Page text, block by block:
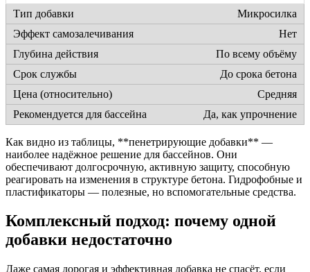
Микросилка
Нет
По всему объёму
До срока бетона
Средняя
Да, как упрочнение
Как видно из таблицы, **пенетрирующие добавки** —
наиболее надёжное решение для бассейнов. Они
обеспечивают долгосрочную, активную защиту, способную
реагировать на изменения в структуре бетона. Гидрофобные и
пластификаторы — полезные, но вспомогательные средства.
Комплексный подход: почему одной
добавки недостаточно
Даже самая дорогая и эффективная добавка не спасёт, если